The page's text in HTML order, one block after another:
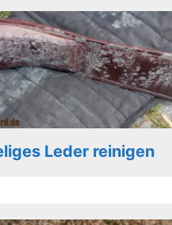
Leder reinigen